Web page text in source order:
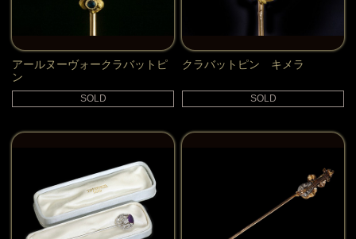
アールヌーヴォークラバットピ
ン
SOLD
クラバットピン キメラ
SOLD